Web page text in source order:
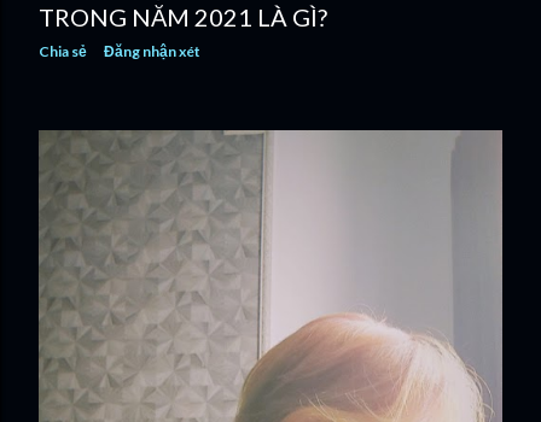
TRONG NĂM 2021 LÀ GÌ?
Chia sẻ Đăng nhận xét